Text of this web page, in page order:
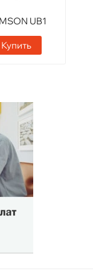
UB1
Купить